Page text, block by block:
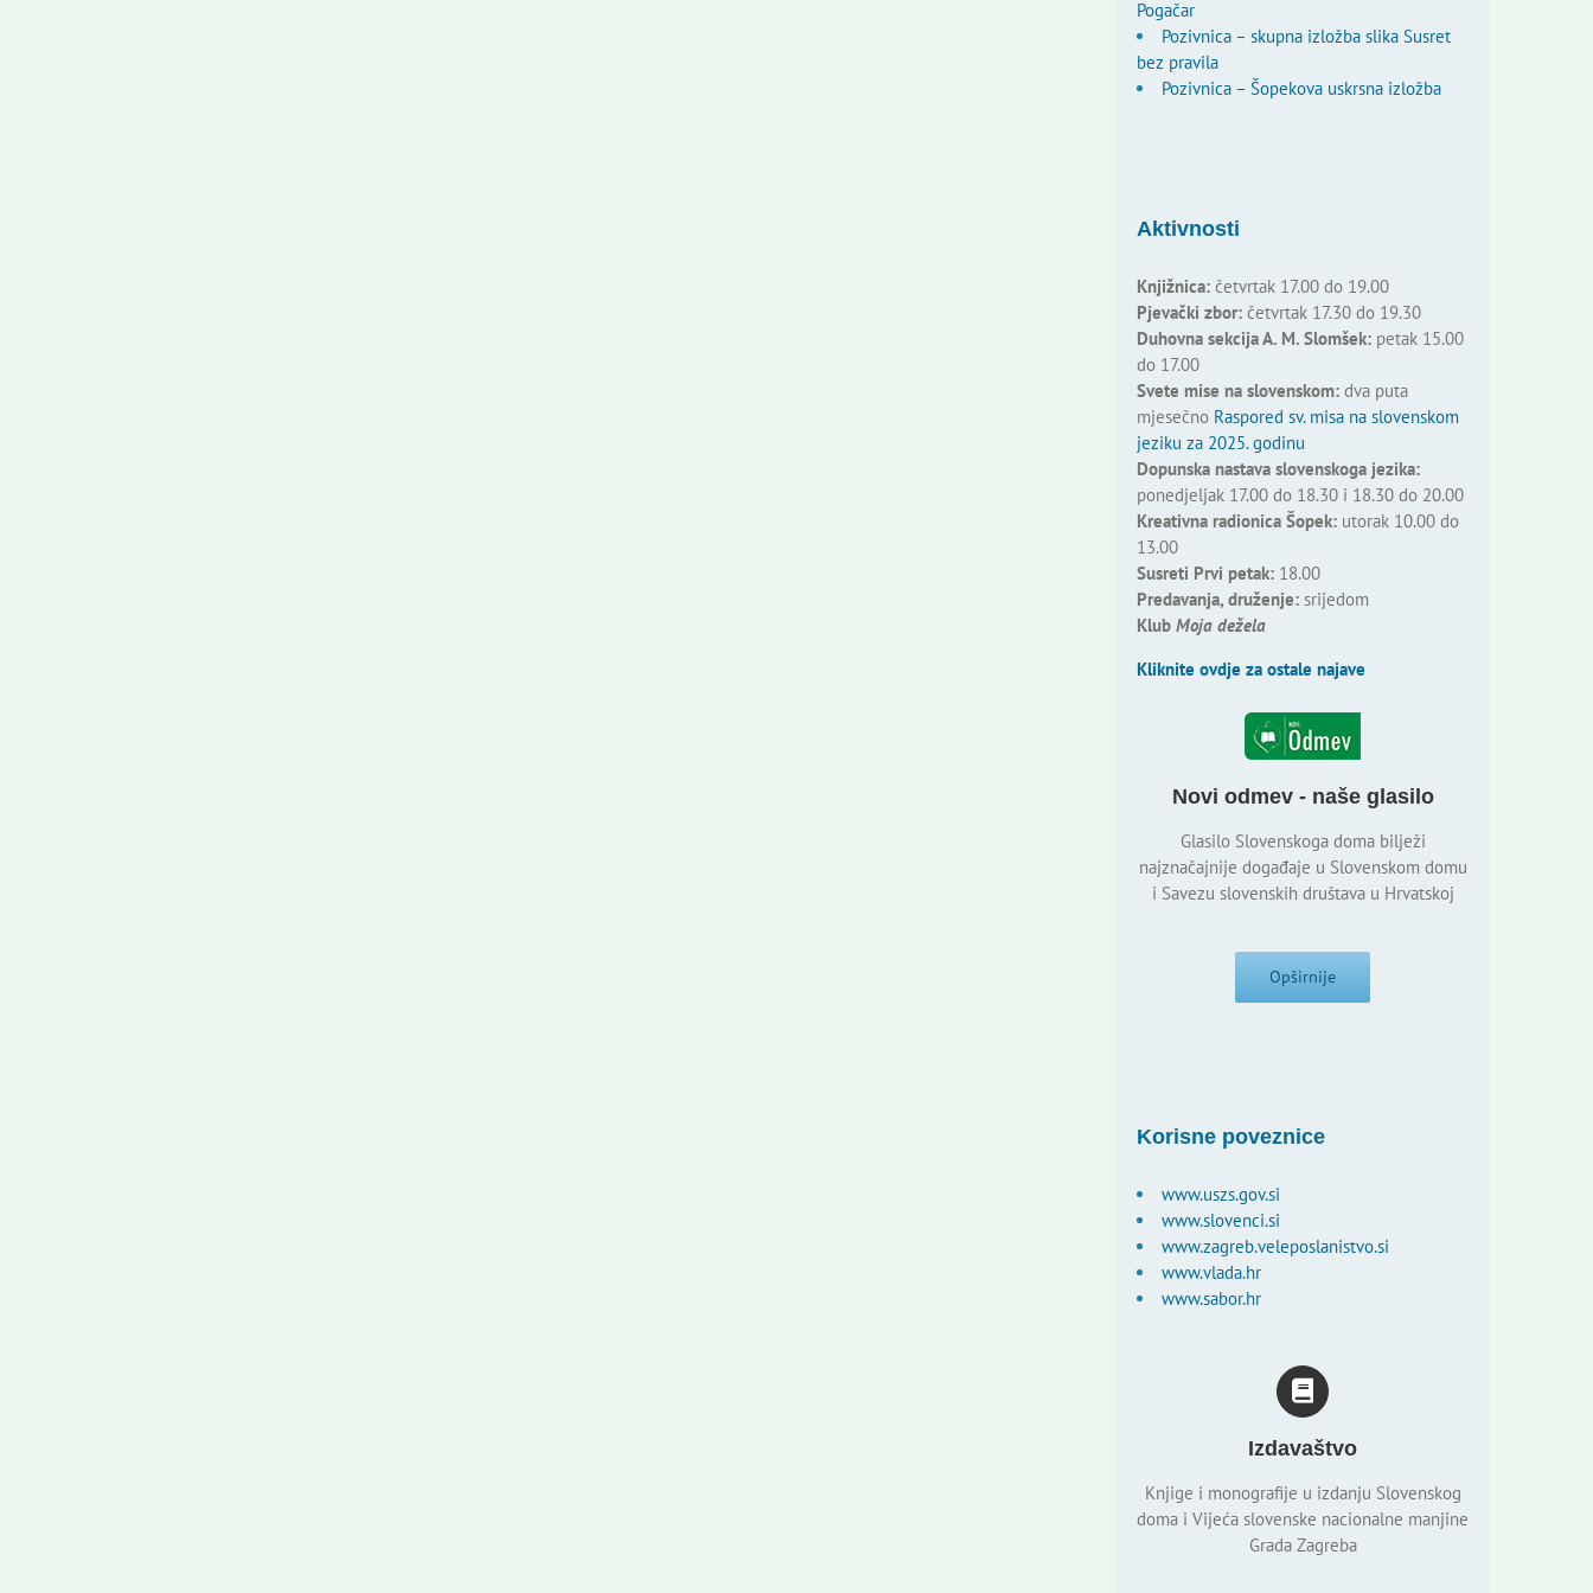
Pogačar
Pozivnica – skupna izložba slika Susret
bez pravila
Pozivnica – Šopekova uskrsna izložba
Aktivnosti
Knjižnica:četvrtak 17.00 do 19.00
Pjevački zbor:četvrtak 17.30 do 19.30
Duhovna sekcija A. M. Slomšek:petak 15.00
do 17.00
Svete mise na slovenskom:dva puta
mjesečno Raspored sv. misa na slovenskom
jeziku za 2025. godinu
Dopunska nastava slovenskoga jezika:
ponedjeljak 17.00 do 18.30 i 18.30 do 20.00
Kreativna radionica Šopek:utorak 10.00 do
13.00
Susreti Prvi petak:18.00
Predavanja, druženje:srijedom
Klub Moja dežela
Kliknite ovdje za ostale najave
Novi odmev - naše glasilo
Glasilo Slovenskoga doma bilježi
najznačajnije događaje u Slovenskom domu
i Savezu slovenskih društava u Hrvatskoj
Opširnije
Korisne poveznice
www.uszs.gov.si
www.slovenci.si
www.zagreb.veleposlanistvo.si
www.vlada.hr
www.sabor.hr
Izdavaštvo
Knjige i monografije u izdanju Slovenskog
doma i Vijeća slovenske nacionalne manjine
Grada Zagreba